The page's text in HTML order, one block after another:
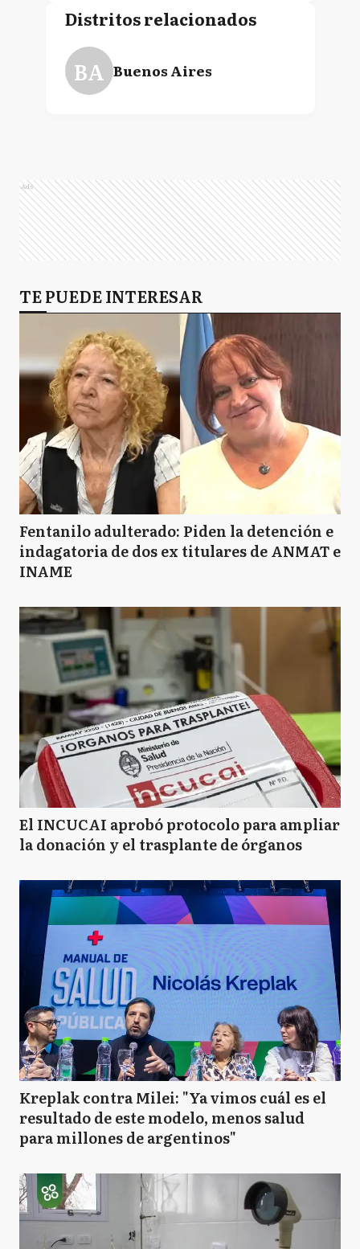
Distritos relacionados
BA Buenos Aires
Ads
TE PUEDE INTERESAR
Fentanilo adulterado: Piden la detención e
indagatoria de dos ex titulares de ANMAT e
INAME
El INCUCAI aprobó protocolo para ampliar
la donación y el trasplante de órganos
Kreplak contra Milei: "Ya vimos cuál es el
resultado de este modelo, menos salud
para millones de argentinos"